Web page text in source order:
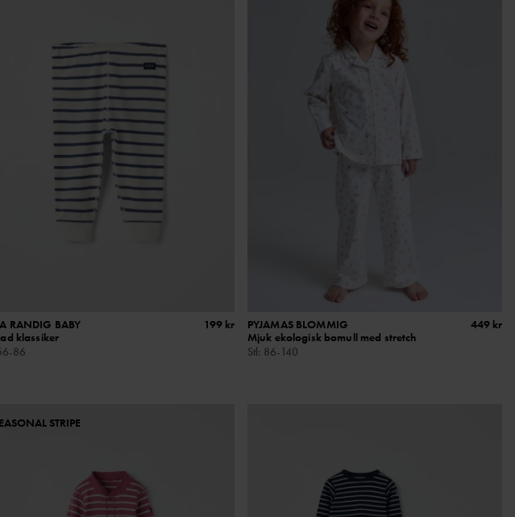
RANDIG BABY
klassiker
86
199 kr
PYJAMAS BLOMMIG
Mjuk ekologisk bomull med stretch
Stl: 86-140
449 kr
STRIPE